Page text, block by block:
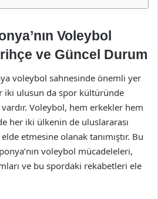
Voleybol
ve Güncel Durum
voleybol sahnesinde önemli yer
iki ulusun da spor kültüründe
Voleybol, hem erkekler hem
her iki ülkenin de uluslararası
etmesine olanak tanımıştır. Bu
voleybol mücadeleleri,
ve bu spordaki rekabetleri ele